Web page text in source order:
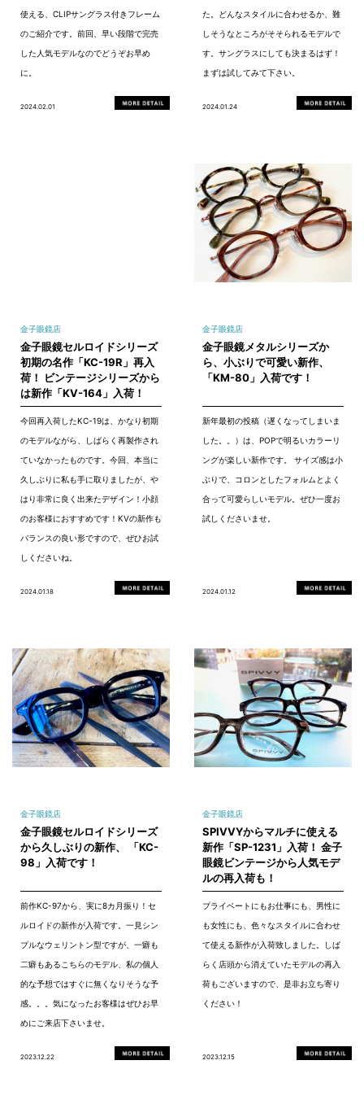
使える、CLIPサングラス付きフレーム
のご紹介です。前回、早い段階で完売
した人気モデルなのでどうぞお早め
に。
2024.02.01
た。どんなスタイルに合わせるか、難
しそうなところがそそられるモデルで
す。サングラスにしても決まるはず！
まずは試してみて下さい。
2024.01.24
金子眼鏡店
金子眼鏡セルロイドシリーズ
初期の名作「KC-19R」再入
荷！ ビンテージシリーズから
は新作「KV-164」入荷！
今回再入荷したKC-19は、かなり初期
のモデルながら、しばらく再製作され
ていなかったものです。今回、本当に
久しぶりに私も手に取りましたが、や
はり非常に良く出来たデザイン！小顔
のお客様におすすめです！KVの新作も
バランスの良い形ですので、ぜひお試
しくださいね。
2024.01.18
金子眼鏡店
金子眼鏡メタルシリーズか
ら、小ぶりで可愛い新作、
「KM-80」入荷です！
新年最初の投稿（遅くなってしまいま
した。。）は、POPで明るいカラーリ
ングが楽しい新作です。 サイズ感は小
ぶりで、コロンとしたフォルムとよく
合って可愛らしいモデル。ぜひ一度お
試しくださいませ。
2024.01.12
金子眼鏡店
金子眼鏡セルロイドシリーズ
から久しぶりの新作、 「KC-
98」入荷です！
前作KC-97から、実に8カ月振り！セ
ルロイドの新作が入荷です。一見シン
プルなウェリントン型ですが、一癖も
二癖もあるこちらのモデル、私の個人
的な予想ではすぐに無くなりそうな予
感。。。気になったお客様はぜひお早
めにご来店下さいませ。
2023.12.22
金子眼鏡店
SPIVVYからマルチに使える
新作「SP-1231」入荷！ 金子
眼鏡ビンテージから人気モデ
ルの再入荷も！
プライベートにもお仕事にも、男性に
も女性にも、色々なスタイルに合わせ
て使える新作が入荷致しました。しば
らく店頭から消えていたモデルの再入
荷もございますので、是非お立ち寄り
ください！
2023.12.15